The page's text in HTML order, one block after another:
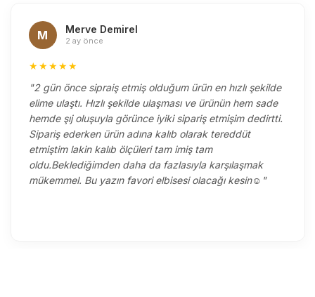
M Merve Demirel
2 ay önce
★★★★★
"2 gün önce sipraiş etmiş olduğum ürün en hızlı şekilde
elime ulaştı. Hızlı şekilde ulaşması ve ürünün hem sade
hemde şıj oluşuyla görünce iyiki sipariş etmişim dedirtti.
Sipariş ederken ürün adına kalıb olarak tereddüt
etmiştim lakin kalıb ölçüleri tam imiş tam
oldu.Beklediğimden daha da fazlasıyla karşılaşmak
mükemmel. Bu yazın favori elbisesi olacağı kesin☺️"